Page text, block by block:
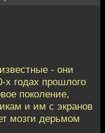
- они
годах прошлого
поколение,
и им с экранов
мозги дерьмом